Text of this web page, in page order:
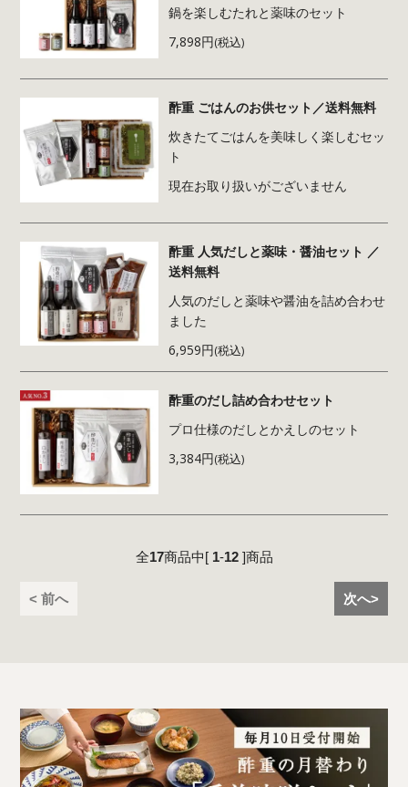
鍋を楽しむたれと薬味のセット
7,898円(税込)
酢重 ごはんのお供セット／送料無料
炊きたてごはんを美味しく楽しむセッ
ト
現在お取り扱いがございません
酢重 人気だしと薬味・醤油セット ／
送料無料
人気のだしと薬味や醤油を詰め合わせ
ました
6,959円(税込)
酢重のだし詰め合わせセット
プロ仕様のだしとかえしのセット
3,384円(税込)
< 前へ 次へ>
全17商品中[ 1-12]商品